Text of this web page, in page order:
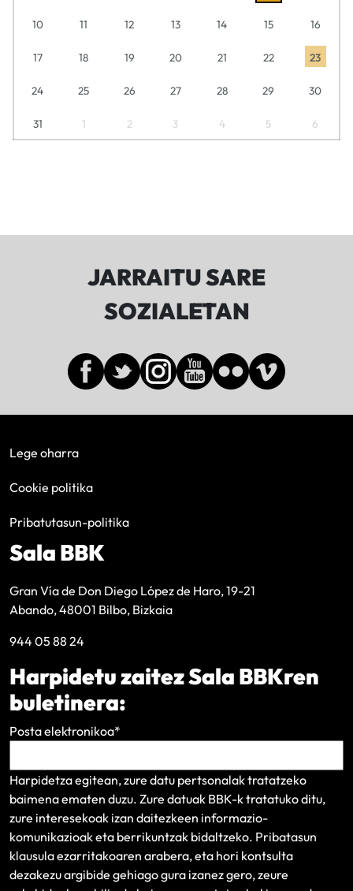
10 11 12 13 14 15 16
17 18 19 20 21 22 23
24 25 26 27 28 29 30
31 1 2 3 4 5 6
JARRAITU SARE
SOZIALETAN
Lege oharra
Cookie politika
Pribatutasun-politika
Sala BBK
Gran Vía de Don Diego López de Haro, 19-21
Abando, 48001 Bilbo, Bizkaia
944 05 88 24
Harpidetu zaitez Sala BBKren
buletinera:
Posta elektronikoa*
Harpidetza egitean, zure datu pertsonalak tratatzeko
baimena ematen duzu. Zure datuak BBK-k tratatuko ditu,
zure interesekoak izan daitezkeen informazio-
komunikazioak eta berrikuntzak bidaltzeko. Pribatasun
klausulaezarritakoaren arabera, eta hori kontsulta
dezakezu argibide gehiago gura izanez gero, zeure